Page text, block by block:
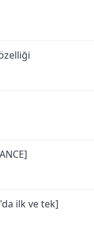
ilk ve tek]